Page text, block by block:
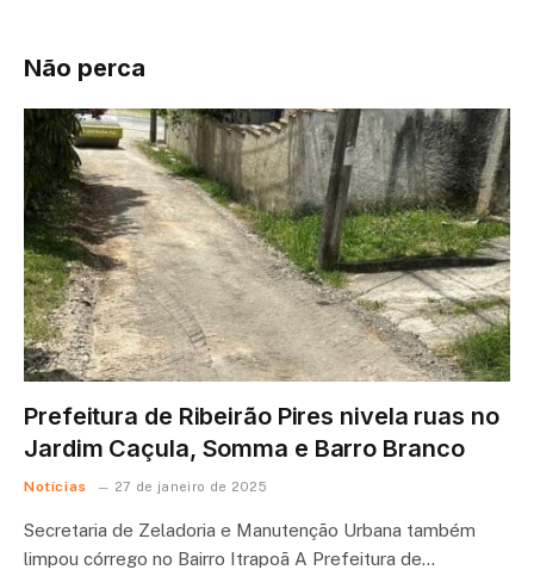
Não perca
Prefeitura de Ribeirão Pires nivela ruas no
Jardim Caçula, Somma e Barro Branco
Notícias 27 de janeiro de 2025
Secretaria de Zeladoria e Manutenção Urbana também
limpou córrego no Bairro Itrapoã A Prefeitura de…